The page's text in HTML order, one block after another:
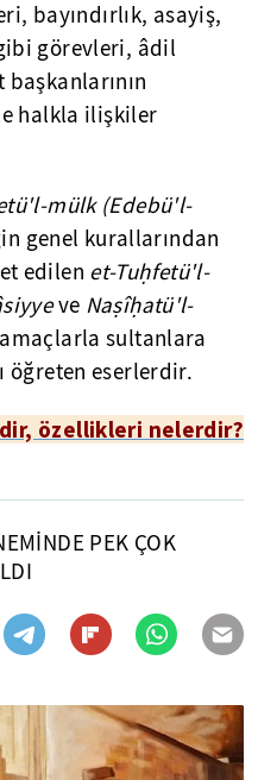
bayındırlık, asayiş,
görevleri, âdil
halkla ilişkiler
mülk (Edebü'l-
genel kurallarından
edilen et-Tuḥfetü'l-
ve Naṣîḥatü'l-
sultanlara
öğreten eserlerdir.
özellikleri nelerdir?
PEK ÇOK